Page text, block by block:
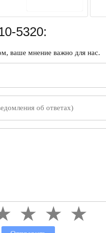
5320:
ваше мнение важно для нас.